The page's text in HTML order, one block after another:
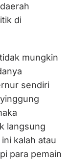
di
mungkin
sendiri
langsung
kalah atau
para pemain